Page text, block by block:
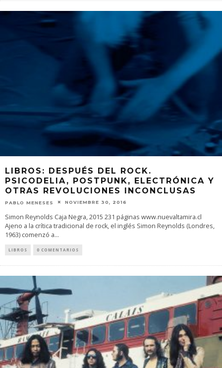
LIBROS: DESPUÉS DEL ROCK.
PSICODELIA, POSTPUNK, ELECTRÓNICA Y
OTRAS REVOLUCIONES INCONCLUSAS
PABLO MENESES NOVIEMBRE 30, 2016
Simon Reynolds Caja Negra, 2015 231 páginas www.nuevaltamira.cl
Ajeno a la crítica tradicional de rock, el inglés Simon Reynolds (Londres,
1963) comenzó a...
LIBROS 0 COMENTARIOS